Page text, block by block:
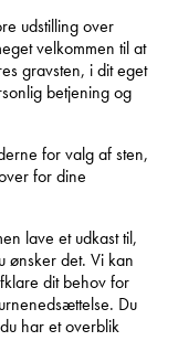
udstilling over
velkommen til at
gravsten, i dit eget
betjening og
for valg af sten,
for dine
lave et udkast til,
ønsker det. Vi kan
dit behov for
Du
har et overblik